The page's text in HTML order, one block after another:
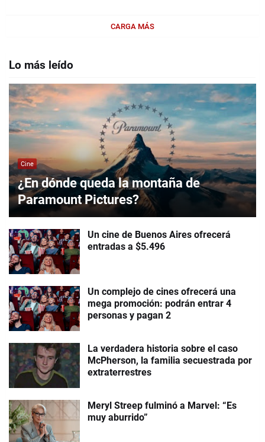
CARGA MÁS
Lo más leído
Cine
¿En dónde queda la montaña de
Paramount Pictures?
Un cine de Buenos Aires ofrecerá
entradas a $5.496
Un complejo de cines ofrecerá una
mega promoción: podrán entrar 4
personas y pagan 2
La verdadera historia sobre el caso
McPherson, la familia secuestrada por
extraterrestres
Meryl Streep fulminó a Marvel: “Es
muy aburrido”